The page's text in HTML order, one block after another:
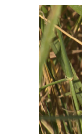
08 août 2026
Marathon
ce week-
flashée à
Tervuren”